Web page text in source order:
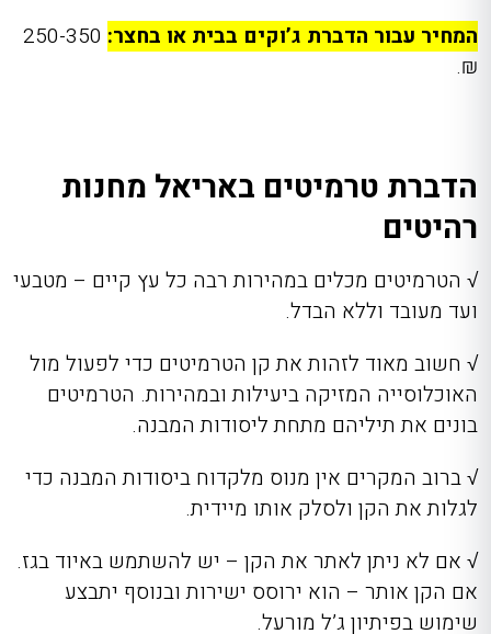
המחיר עבור הדברת ג’וקים בבית או בחצר: 250-350
₪.
הדברת טרמיטים באריאל מחנות
רהיטים
√ הטרמיטים מכלים במהירות רבה כל עץ קיים – מטבעי
ועד מעובד וללא הבדל.
√ חשוב מאוד לזהות את קן הטרמיטים כדי לפעול מול
האוכלוסייה המזיקה ביעילות ובמהירות. הטרמיטים
בונים את תיליהם מתחת ליסודות המבנה.
√ברוב המקרים אין מנוס מלקדוח ביסודות המבנה כדי
לגלות את הקן ולסלק אותו מיידית.
√ אם לא ניתן לאתר את הקן – יש להשתמש באיוד בגז.
אם הקן אותר – הוא ירוסס ישירות ובנוסף יתבצע
שימוש בפיתיון ג’ל מורעל.